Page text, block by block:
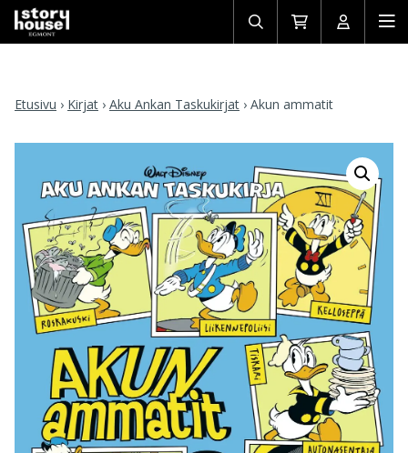
Avaa/sulje
haku
Siirry
ostoskoriin
Avaa/
Etusivu › Kirjat › Aku Ankan Taskukirjat › Akun ammatit